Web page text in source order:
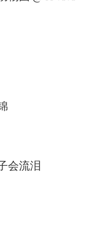
会流泪